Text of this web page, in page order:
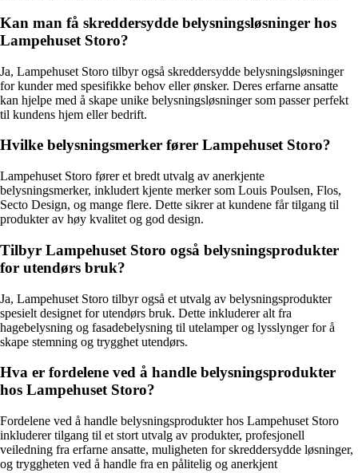
Kan man få skreddersydde belysningsløsninger hos
Lampehuset Storo?
Ja, Lampehuset Storo tilbyr også skreddersydde belysningsløsninger
for kunder med spesifikke behov eller ønsker. Deres erfarne ansatte
kan hjelpe med å skape unike belysningsløsninger som passer perfekt
til kundens hjem eller bedrift.
Hvilke belysningsmerker fører Lampehuset Storo?
Lampehuset Storo fører et bredt utvalg av anerkjente
belysningsmerker, inkludert kjente merker som Louis Poulsen, Flos,
Secto Design, og mange flere. Dette sikrer at kundene får tilgang til
produkter av høy kvalitet og god design.
Tilbyr Lampehuset Storo også belysningsprodukter
for utendørs bruk?
Ja, Lampehuset Storo tilbyr også et utvalg av belysningsprodukter
spesielt designet for utendørs bruk. Dette inkluderer alt fra
hagebelysning og fasadebelysning til utelamper og lysslynger for å
skape stemning og trygghet utendørs.
Hva er fordelene ved å handle belysningsprodukter
hos Lampehuset Storo?
Fordelene ved å handle belysningsprodukter hos Lampehuset Storo
inkluderer tilgang til et stort utvalg av produkter, profesjonell
veiledning fra erfarne ansatte, muligheten for skreddersydde løsninger,
og tryggheten ved å handle fra en pålitelig og anerkjent